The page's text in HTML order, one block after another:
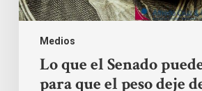
Medios
Lo que el Senado
para que el peso deje